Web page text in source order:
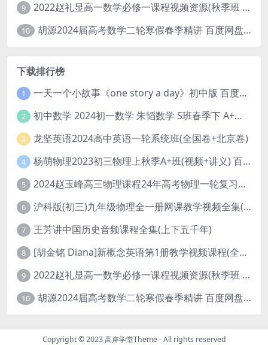
9 2022赵礼显高一数学必修一课程视频资源(秋季班 含讲义)百度网盘云
10 胡源2024届高考数学二轮寒假春季精讲 百度网盘分享
下载排行榜
1 一天一个小故事《one story a day》初中版 百度网盘分享下载
2 初中数学 2024初一数学 朱韬数学 S班春季下 A+班春季下 百度云网盘
3 龙坚英语2024高中英语一轮系统班(全国卷+北京卷)
4 杨萌物理2023初三物理上秋季A+班(视频+讲义) 百度网盘分享
5 2024赵玉峰高三物理课程24年高考物理一轮复习网课教程
6 沪科版(初三)九年级物理全一册网课教学视频全集(录播版 杜春雨 66讲)
7 王芳讲中国历史音频课程全集(上下五千年)
8 [胡金铭 Diana]新概念英语第1册教学视频课程(全集 百度网盘下载)
9 2022赵礼显高一数学必修一课程视频资源(秋季班 含讲义)百度网盘云
10 胡源2024届高考数学二轮寒假春季精讲 百度网盘分享
Copyright © 2023高岸学堂Theme- All rights reserved